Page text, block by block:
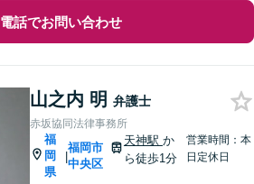
電話でお問い合わせ
山之内 明 弁護士
赤坂協同法律事務所
福
岡
県
|
福岡市
中央区
天神駅 か
ら徒歩1分
営業時間：本
日定休日